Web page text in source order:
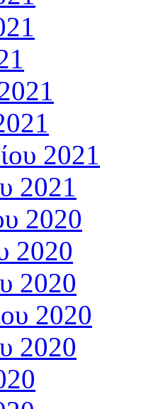
2021
2021
2020
2020
2020
2020
2020